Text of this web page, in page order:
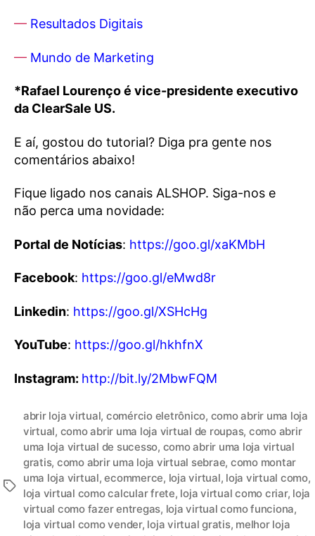
— Resultados Digitais
— Mundo de Marketing
*Rafael Lourenço é vice-presidente executivo
da ClearSale US.
E aí, gostou do tutorial? Diga pra gente nos
comentários abaixo!
Fique ligado nos canais ALSHOP. Siga-nos e
não perca uma novidade:
Portal de Notícias: https://goo.gl/xaKMbH
Facebook: https://goo.gl/eMwd8r
Linkedin: https://goo.gl/XSHcHg
YouTube: https://goo.gl/hkhfnX
Instagram: http://bit.ly/2MbwFQM
abrir loja virtual, comércio eletrônico, como abrir uma loja
virtual, como abrir uma loja virtual de roupas, como abrir
uma loja virtual de sucesso, como abrir uma loja virtual
gratis, como abrir uma loja virtual sebrae, como montar
uma loja virtual,ecommerce, loja virtual, loja virtual como,
loja virtual como calcular frete, loja virtual como criar, loja
virtual como fazer entregas, loja virtual como funciona,
loja virtual como vender, loja virtual gratis, melhor loja